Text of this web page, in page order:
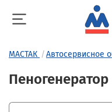
МАСТАК Автосервисное
Пеногенератор